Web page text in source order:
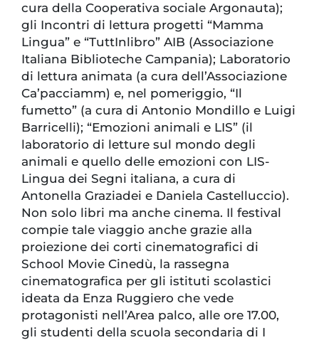
cura della Cooperativa sociale Argonauta);
gli Incontri di lettura progetti “Mamma
Lingua” e “TuttInlibro” AIB (Associazione
Italiana Biblioteche Campania); Laboratorio
di lettura animata (a cura dell’Associazione
Ca’pacciamm) e, nel pomeriggio, “Il
fumetto” (a cura di Antonio Mondillo e Luigi
Barricelli); “Emozioni animali e LIS” (il
laboratorio di letture sul mondo degli
animali e quello delle emozioni con LIS-
Lingua dei Segni italiana, a cura di
Antonella Graziadei e Daniela Castelluccio).
Non solo libri ma anche cinema. Il festival
compie tale viaggio anche grazie alla
proiezione dei corti cinematografici di
School Movie Cinedù, la rassegna
cinematografica per gli istituti scolastici
ideata da Enza Ruggiero che vede
protagonisti nell’Area palco, alle ore 17.00,
gli studenti della scuola secondaria di I